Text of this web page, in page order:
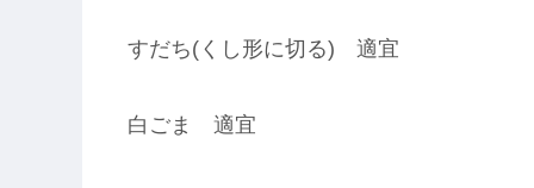
すだち(くし形に切る) 適宜
白ごま 適宜